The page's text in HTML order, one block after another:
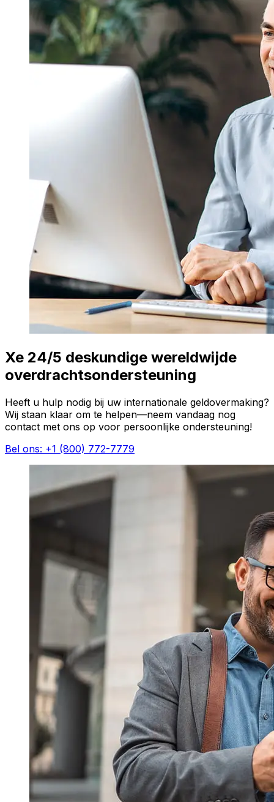
Xe 24/5 deskundige wereldwijde
overdrachtsondersteuning
Heeft u hulp nodig bij uw internationale geldovermaking?
Wij staan klaar om te helpen—neem vandaag nog
contact met ons op voor persoonlijke ondersteuning!
Bel ons: +1 (800) 772-7779